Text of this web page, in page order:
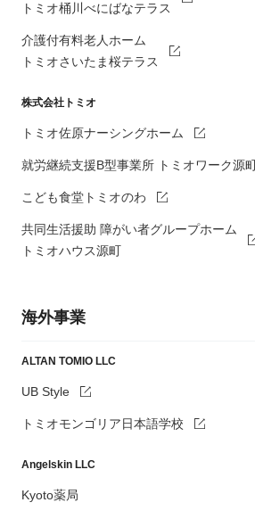
トミオ桶川べにばなテラス
介護付有料老人ホーム
トミオさいたま桜テラス
株式会社トミオ
トミオ佐原ナーシングホーム
就労継続支援B型事業所 トミオワーク源
こども食堂トミオのわ
共同生活援助 障がい者グループホーム
トミオハウス源町
海外事業
ALTAN TOMIO LLC
UB Style
トミオモンゴリア日本語学校
Angelskin LLC
Kyoto薬局